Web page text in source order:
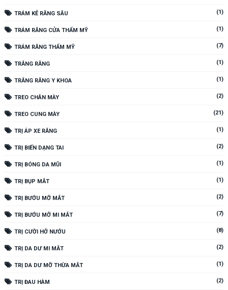
TRÁM KẺ RĂNG SÂU (1)
TRÁM RĂNG CỬA THẨM MỸ (1)
TRÁM RĂNG THẨM MỸ (7)
TRẮNG RĂNG (1)
TRẮNG RĂNG Y KHOA (1)
TREO CHÂN MÀY (2)
TREO CUNG MÀY (21)
TRỊ ÁP XE RĂNG (1)
TRỊ BIẾN DẠNG TAI (2)
TRỊ BÓNG DA MŨI (1)
TRỊ BỤP MẮT (1)
TRỊ BƯỚU MỠ MẮT (2)
TRỊ BƯỚU MỠ MI MẮT (7)
TRỊ CƯỜI HỞ NƯỚU (8)
TRỊ DA DƯ MI MẮT (2)
TRỊ DA DƯ MỠ THỪA MẮT (1)
TRỊ ĐAU HÀM (2)